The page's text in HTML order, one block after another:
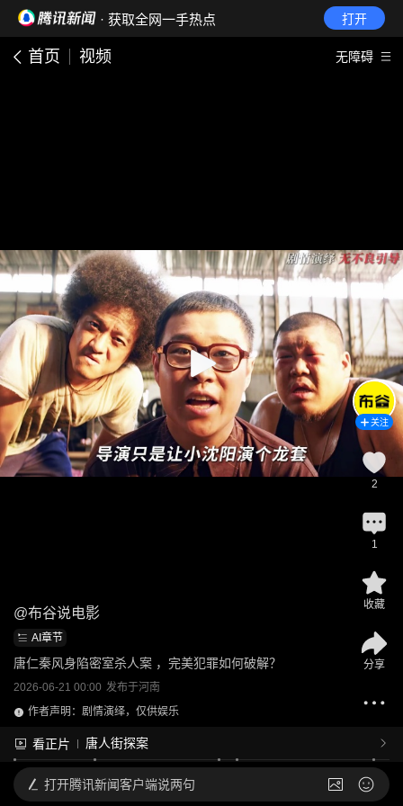
· 获取全网一手热点 打开
首页 视频 无障碍
@布谷说电影
AI章节
唐仁秦风身陷密室杀人案 ，完美犯罪如何破解？
2026-06-21 00:00 发布于河南
作者声明：剧情演绎，仅供娱乐
看正片 唐人街探案
关注
2
1
收藏
分享
打开腾讯新闻客户端说两句